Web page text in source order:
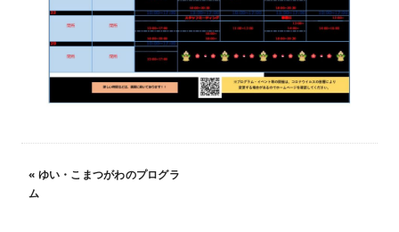
« ゆい・こまつがわのプログラ
ム